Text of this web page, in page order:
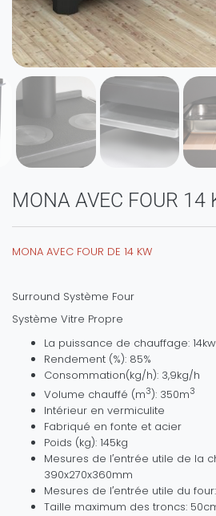
MONA AVEC FOUR 14
MONA AVEC FOUR DE 14 KW
Surround Système Four
Système Vitre Propre
La puissance de chauffage: 14kw
Rendement (%): 85%
Consommation(kg/h): 3,9kg/h
Volume chauffé (m3): 350m3
Intérieur en vermiculite
Fabriqué en fonte et acier
Poids (kg): 145kg
Mesures de l′entrée utile de la
390x270x360mm
Mesures de l′entrée utile du
Taille maximum des troncs: